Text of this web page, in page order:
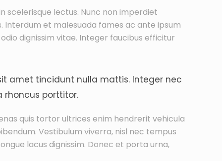
scelerisque lectus. Nunc non imperdiet
et malesuada fames ac ante ipsum
dignissim vitae. Integer faucibus efficitur
amet tincidunt nulla mattis. Integer nec
rhoncus porttitor.
quis tortor ultrices enim hendrerit vehicula
Vestibulum viverra, nisl nec tempus
lacus dignissim. Donec et porta urna,